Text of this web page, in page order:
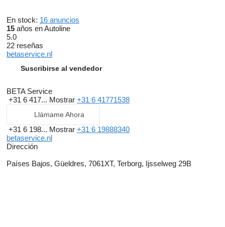
En stock: 16 anuncios
15 años en Autoline
5.0
22 reseñas
betaservice.nl
Suscribirse al vendedor
BETA Service
+31 6 417... Mostrar +31 6 41771538
Llámame Ahora
+31 6 198... Mostrar +31 6 19888340
betaservice.nl
Dirección
Países Bajos, Güeldres, 7061XT, Terborg, Ijsselweg 29B